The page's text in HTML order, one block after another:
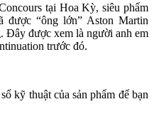
tại Hoa Kỳ, siêu phẩm
được “ông lớn” Aston Martin
Đây được xem là người anh em
trước đó.
kỹ thuật của sản phẩm để bạn